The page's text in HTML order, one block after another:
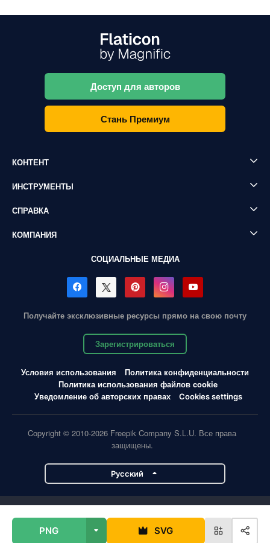
PNG SVG
Доступ для авторов
Стань Премиум
КОНТЕНТ
ИНСТРУМЕНТЫ
СПРАВКА
КОМПАНИЯ
СОЦИАЛЬНЫЕ МЕДИА
Получайте эксклюзивные ресурсы прямо на свою почту
Зарегистрироваться
Условия использования
Политика конфиденциальности
Политика использования файлов cookie
Уведомление об авторских правах
Cookies settings
Copyright © 2010-2026 Freepik Company S.L.U. Все права
защищены.
Pусский
Flaticon Slidesgo